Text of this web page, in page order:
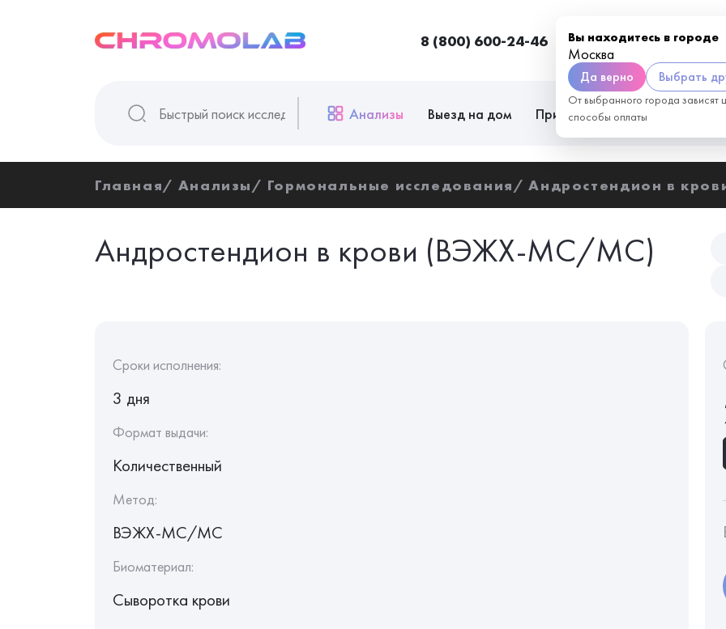
8 (800) 600-24-46 Вы находитесь в городе
Москва
Да верно Выбрать
От выбранного города зависят
способы оплаты
Москва
Анализы Выезд на дом Приём врачей
Главная Анализы Гормональные исследования Андростендион в
Андростендион в крови (ВЭЖХ-МС/МС)
Сроки исполнения:
3 дня
Формат выдачи:
Количественный
Метод:
ВЭЖХ-МС/МС
Биоматериал:
Сыворотка крови